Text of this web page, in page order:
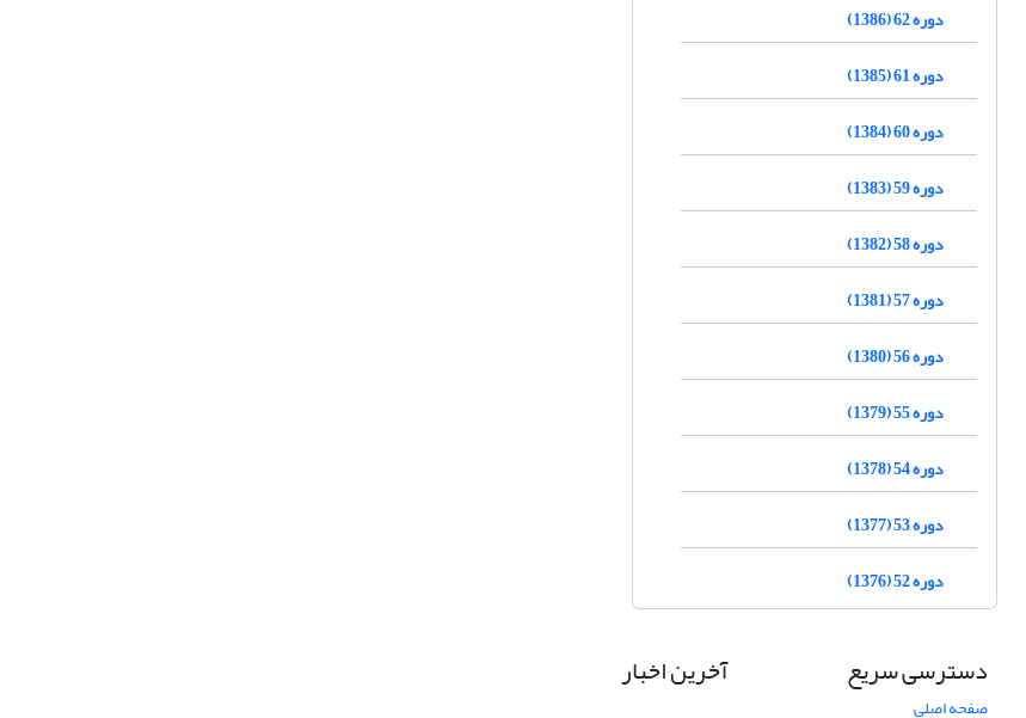
دوره 62 (1386)
دوره 61 (1385)
دوره 60 (1384)
دوره 59 (1383)
دوره 58 (1382)
دوره 57 (1381)
دوره 56 (1380)
دوره 55 (1379)
دوره 54 (1378)
دوره 53 (1377)
دوره 52 (1376)
دسترسی سریع
صفحه اصلی
آخرین اخبار